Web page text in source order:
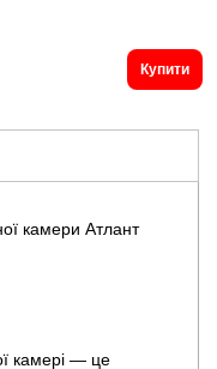
Купити
камери Атлант
камері — це